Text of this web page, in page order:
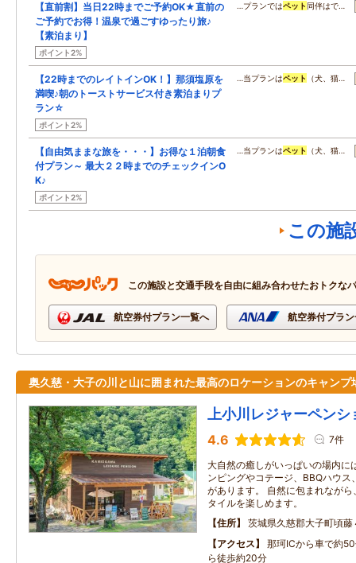
【直前割】当日22時までご予約OK★直前の
ご予約でお得！温泉で過ごすゆったり旅♪
【素泊まり】
ポイント2%
…プランではペット 同伴はで…
【22時までのレイトインOK！】那須塩原を
満喫♪朝のトーストサービス付き素泊まりプ
ラン☆
ポイント2%
…当プランはペット （犬、猫…
【自由気ままな旅を・・・】お得な１泊朝食
付プラン～ 最大２２時までのチェックインO
K♪
ポイント2%
…当プランはペット （犬、猫…
この施
この施設と交通手段を自由に組み合わせたおトクな
航空券付プラン一覧へ 航空券付プラ
奥久慈・大子の川と山に囲まれた最高のロケーションのキャンプ
上小川レジャーペンシ
4.6 7件
大自然の癒しがいっぱいの場内に
ンピングやコテージ、BBQハウ
があります。 自然に包まれなが
タイルを楽しめます。
住所
茨城県久慈郡大子町頃藤
アクセス
那珂ICから車で約
ら徒歩約20分